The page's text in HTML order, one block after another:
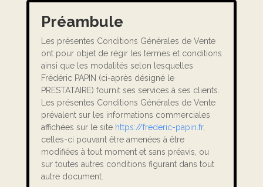
Préambule
Les présentes Conditions Générales de Vente
ont pour objet de régir les termes et conditions
ainsi que les modalités selon lesquelles
Frédéric PAPIN (ci-après désigné le
PRESTATAIRE) fournit ses services à ses clients.
Les présentes Conditions Générales de Vente
prévalent sur les informations commerciales
affichées sur le site https://frederic-papin.fr,
celles-ci pouvant être amenées à être
modifiées à tout moment et sans préavis, ou
sur toutes autres conditions figurant dans tout
autre document.